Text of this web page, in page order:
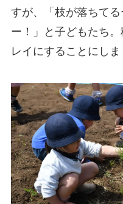
すが、「枝が落ちて
ー！」と子どもたち
レイにすることにしま